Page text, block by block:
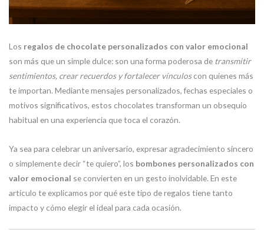
Los regalos de chocolate personalizados con valor emocional
son más que un simple dulce: son una forma poderosa de transmitir
sentimientos, crear recuerdos y fortalecer vínculoscon quienes más
te importan. Mediante mensajes personalizados, fechas especiales o
motivos significativos, estos chocolates transforman un obsequio
habitual en una experiencia que toca el corazón.
Ya sea para celebrar un aniversario, expresar agradecimiento sincero
o simplemente decir “te quiero”, los bombones personalizados con
valor emocional se convierten en un gesto inolvidable. En este
artículo te explicamos por qué este tipo de regalos tiene tanto
impacto y cómo elegir el ideal para cada ocasión.